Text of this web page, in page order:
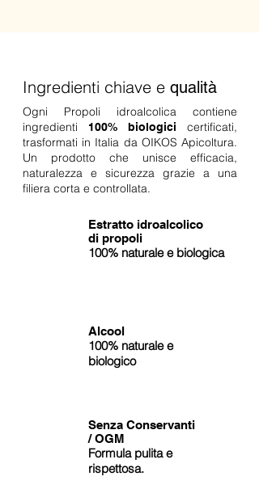
Ingredienti chiave e qualità
Ogni Propoli idroalcolica contiene
ingredienti
100% biologici
certificati,
trasformati in Italia da OIKOS Apicoltura.
Un prodotto che unisce efficacia,
naturalezza e sicurezza grazie a una
filiera corta e controllata.
Estratto idroalcolico
di propoli
100% naturale e biologica
Alcool
100% naturale e
biologico
Senza Conservanti
/ OGM
Formula pulita e
rispettosa.